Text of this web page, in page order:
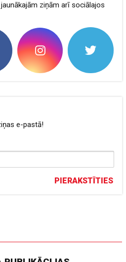
ziņām arī sociālajos
e-pastā!
PIERAKSTĪTIES